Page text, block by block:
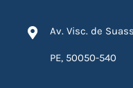
Av. Visc. de
PE, 50050-540